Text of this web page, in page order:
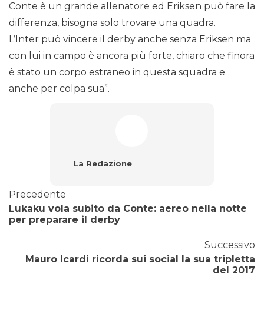
Conte è un grande allenatore ed Eriksen può fare la
differenza, bisogna solo trovare una quadra.
L’Inter può vincere il derby anche senza Eriksen ma
con lui in campo è ancora più forte, chiaro che finora
è stato un corpo estraneo in questa squadra e
anche per colpa sua”.
La Redazione
Precedente
Lukaku vola subito da Conte: aereo nella notte
per preparare il derby
Successivo
Mauro Icardi ricorda sui social la sua tripletta
del 2017